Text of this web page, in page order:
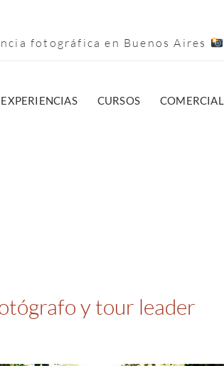
fotográfica en Buenos Aires
EXPERIENCIAS CURSOS COMERCIAL
y tour leader